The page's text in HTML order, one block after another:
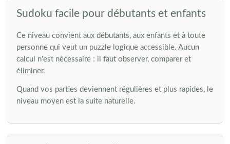
Sudoku facile pour débutants et enfants
Ce niveau convient aux débutants, aux enfants et à toute
personne qui veut un puzzle logique accessible. Aucun
calcul n'est nécessaire : il faut observer, comparer et
éliminer.
Quand vos parties deviennent régulières et plus rapides, le
niveau moyen est la suite naturelle.